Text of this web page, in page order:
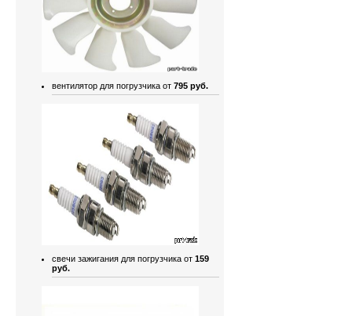
вентилятор для погрузчика от 795 руб.
свечи зажигания для погрузчика от 159
руб.